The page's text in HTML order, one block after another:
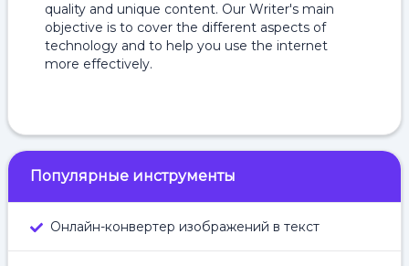
quality and unique content. Our Writer's main
objective is to cover the different aspects of
technology and to help you use the internet
more effectively.
Популярные инструменты
Онлайн-конвертер изображений в текст